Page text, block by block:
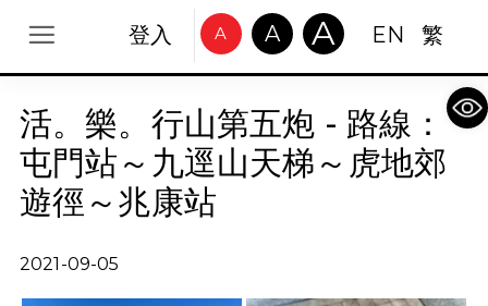
登入 A A A EN 繁
活。樂。行山第五炮 - 路線：
屯門站～九逕山天梯～虎地郊
遊徑～兆康站
2021-09-05